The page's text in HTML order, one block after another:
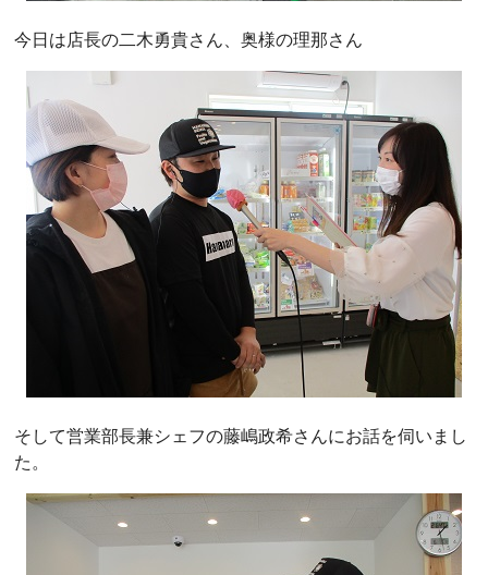
今日は店長の二木勇貴さん、奥様の理那さん
そして営業部長兼シェフの藤嶋政希さんにお話を伺いまし
た。